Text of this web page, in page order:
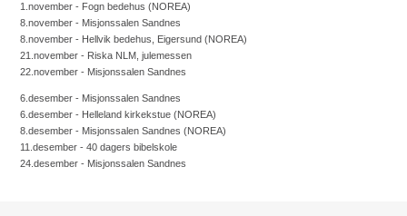
1.november - Fogn bedehus (NOREA)
8.november - Misjonssalen Sandnes
8.november - Hellvik bedehus, Eigersund (NOREA)
21.november - Riska NLM, julemessen
22.november - Misjonssalen Sandnes
6.desember - Misjonssalen Sandnes
6.desember - Helleland kirkekstue (NOREA)
8.desember - Misjonssalen Sandnes (NOREA)
11.desember - 40 dagers bibelskole
24.desember - Misjonssalen Sandnes